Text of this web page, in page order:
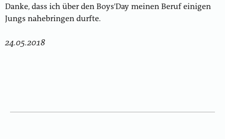
Danke, dass ich über den Boys'Day meinen Beruf einigen
Jungs nahebringen durfte.
24.05.2018